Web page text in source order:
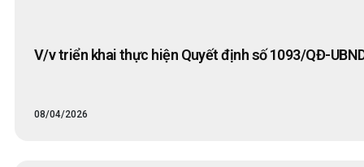
V/v triển khai thực hiện Quyết định số 1093/QĐ-
08/04/2026